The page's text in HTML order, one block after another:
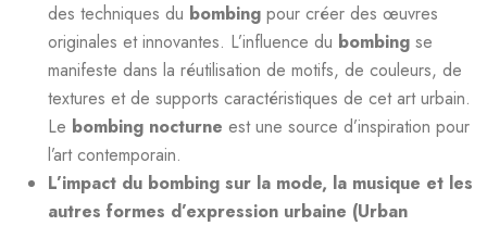
des techniques du bombing pour créer des œuvres
originales et innovantes. L’influence du bombing se
manifeste dans la réutilisation de motifs, de couleurs, de
textures et de supports caractéristiques de cet art urbain.
Le bombing nocturne est une source d’inspiration pour
l’art contemporain.
L’impact du bombing sur la mode, la musique et les
autres formes d’expression urbaine (Urban